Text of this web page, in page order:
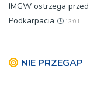
IMGW ostrzega
Podkarpacia
13:01
NIE PRZEGAP